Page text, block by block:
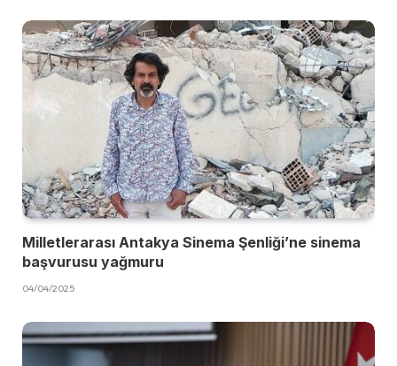
Milletlerarası Antakya Sinema Şenliği’ne sinema
başvurusu yağmuru
04/04/2025